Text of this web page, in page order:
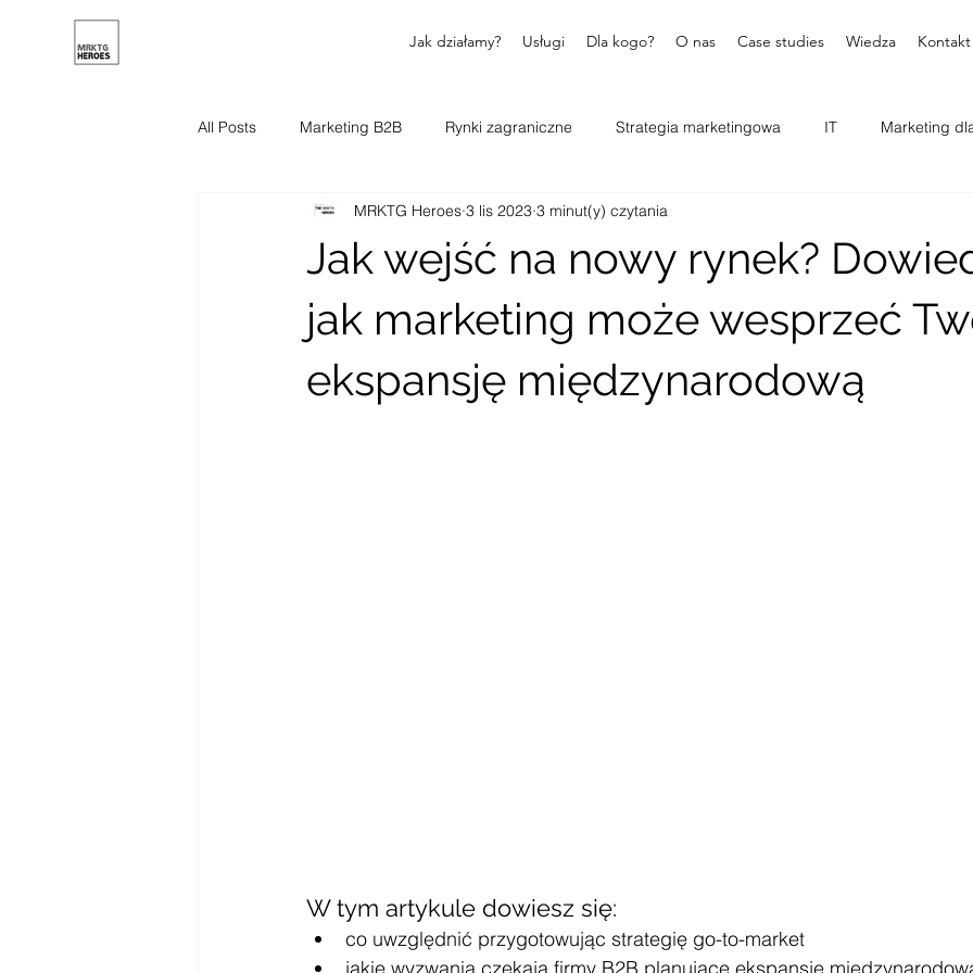
Jak działamy? Usługi Dla kogo? O nas Case studies Wiedza Kontakt
All Posts Marketing B2B Rynki zagraniczne Strategia marketingowa IT Marketing
Marketing B2C Web design
Jak wejść na nowy rynek?
jak marketing może wesprzeć
ekspansję międzynarodową
MRKTG Heroes 3 lis 2023 3 minut(y) czytania
W tym artykule dowiesz się:
co uwzględnić przygotowując strategię go-to-market